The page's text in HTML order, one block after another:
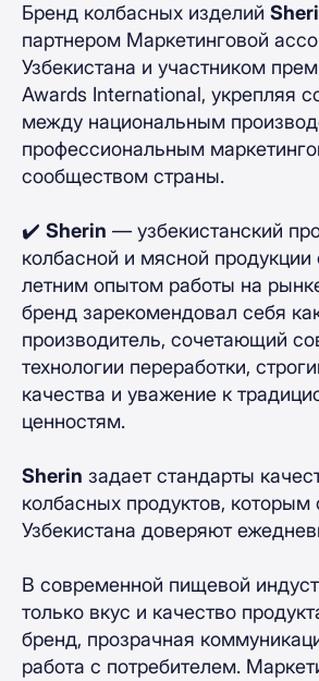
Бренд колбасных изделий
партнером Маркетинговой
Узбекистана и участником
Awards International, укрепляя
между национальным
профессиональным
сообществом страны.
✔️ Sherin — узбекистанский
колбасной и мясной
летним опытом работы на
бренд зарекомендовал себя
производитель, сочетающий
технологии переработки,
качества и уважение к
ценностям.
Sherin задает стандарты
колбасных продуктов, которым
Узбекистана доверяют
В современной пищевой
только вкус и качество
бренд, прозрачная
работа с потребителем.